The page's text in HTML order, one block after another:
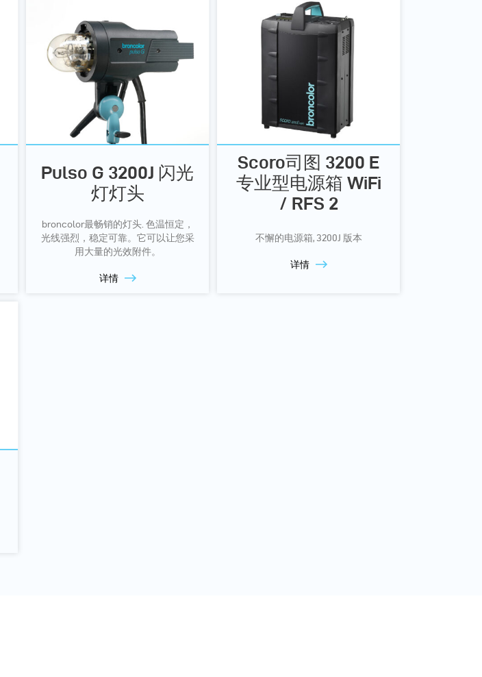
Pulso G 3200J 闪光
灯灯头
broncolor最畅销的灯头. 色温恒定，
光线强烈，稳定可靠。它可以让您采
用大量的光效附件。
详情
Scoro司图 3200 E
专业型电源箱 WiFi
/ RFS 2
不懈的电源箱, 3200J 版本
详情